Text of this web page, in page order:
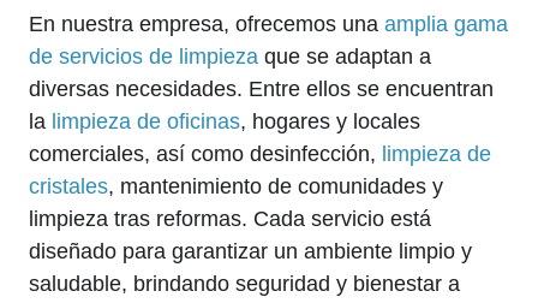
En nuestra empresa, ofrecemos una amplia gama
de servicios de limpieza que se adaptan a
diversas necesidades. Entre ellos se encuentran
la limpieza de oficinas, hogares y locales
comerciales, así como desinfección, limpieza de
cristales, mantenimiento de comunidades y
limpieza tras reformas. Cada servicio está
diseñado para garantizar un ambiente limpio y
saludable, brindando seguridad y bienestar a